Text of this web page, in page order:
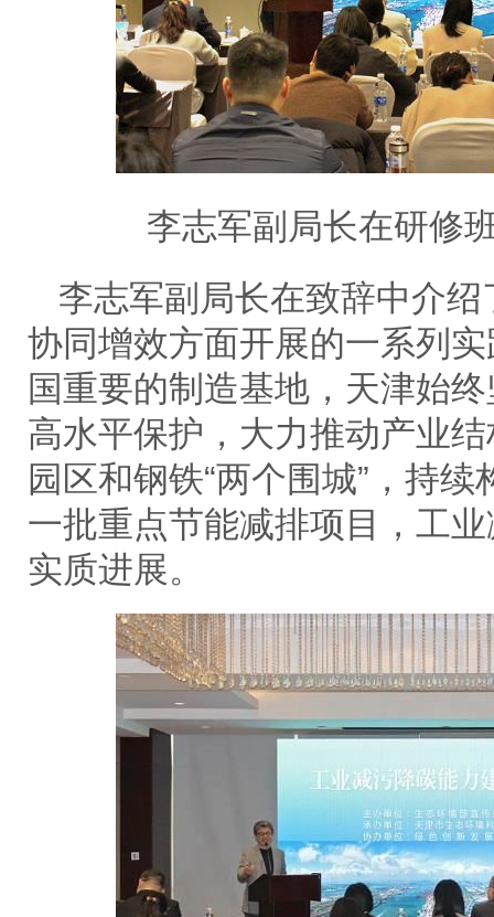
李志军副局长在研修
李志军副局长在致辞中介
协同增效方面开展的一系列
国重要的制造基地，天津始
高水平保护，大力推动产业
园区和钢铁“两个围城”，持
一批重点节能减排项目，工
实质进展。